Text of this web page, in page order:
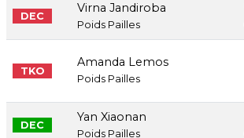
DEC
Virna Jandiroba
Poids Pailles
TKO
Amanda Lemos
Poids Pailles
DEC
Yan Xiaonan
Poids Pailles